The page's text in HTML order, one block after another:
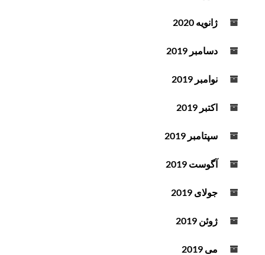
ژانویه 2020
دسامبر 2019
نوامبر 2019
اکتبر 2019
سپتامبر 2019
آگوست 2019
جولای 2019
ژوئن 2019
می 2019